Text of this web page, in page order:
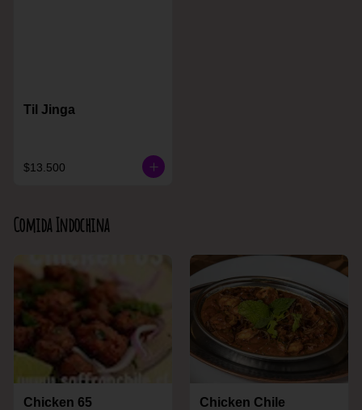
Til Jinga
$13.500
Comida Indochina
Chicken 65 Chicken Chile